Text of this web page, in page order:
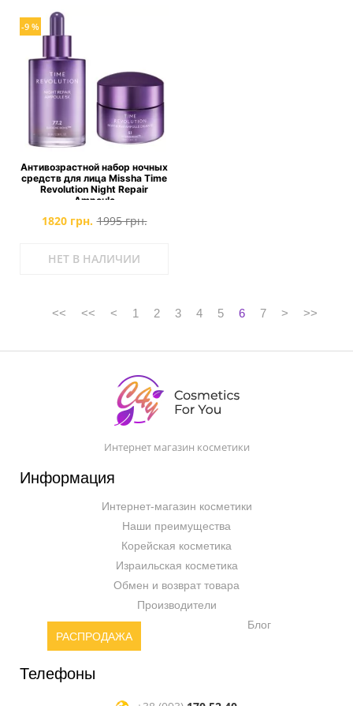
-9 %
Антивозрастной набор ночных
средств для лица Missha Time
Revolution Night Repair
Ampoule
1820 грн. 1995 грн.
НЕТ В НАЛИЧИИ
<< << < 1 2 3 4 5 6 7 > >>
Интернет магазин косметики
Информация
Интернет-магазин косметики
Наши преимущества
Корейская косметика
Израильская косметика
Обмен и возврат товара
Производители
РАСПРОДАЖА
Блог
Телефоны